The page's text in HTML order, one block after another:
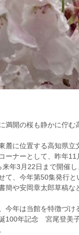
満開の桜も静かに佇む
麓に位置する高知県立
ーナーとして、昨年11
来年3月22日まで開催し
て、今年第50集発行と
簡や安岡章太郎草稿な
今年は当館を特徴づ
100年記念 宮尾登美